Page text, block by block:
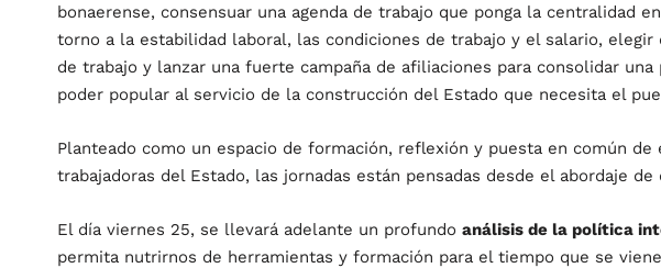
bonaerense, consensuar una agenda de trabajo que ponga la centralidad
torno a la estabilidad laboral, las condiciones de trabajo y el salario, elegir
de trabajo y lanzar una fuerte campaña de afiliaciones para consolidar
poder popular al servicio de la construcción del Estado que necesita el
Planteado como un espacio de formación, reflexión y puesta en común de
trabajadoras del Estado, las jornadas están pensadas desde el abordaje
El día viernes 25, se llevará adelante un profundo análisis de la política
permita nutrirnos de herramientas y formación para el tiempo que se